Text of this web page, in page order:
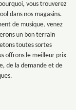
vous trouverez
dans nos magasins.
de musique, venez
un bon terrain
toutes sortes
offrons le meilleur prix
de la demande et de